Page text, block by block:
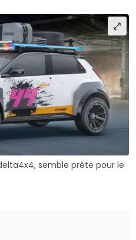
semble prête pour le